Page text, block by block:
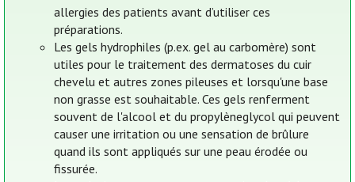
allergies des patients avant d’utiliser ces
préparations.
Les gels hydrophiles (p.ex. gel au carbomère) sont
utiles pour le traitement des dermatoses du cuir
chevelu et autres zones pileuses et lorsqu'une base
non grasse est souhaitable. Ces gels renferment
souvent de l'alcool et du propylèneglycol qui peuvent
causer une irritation ou une sensation de brûlure
quand ils sont appliqués sur une peau érodée ou
fissurée.